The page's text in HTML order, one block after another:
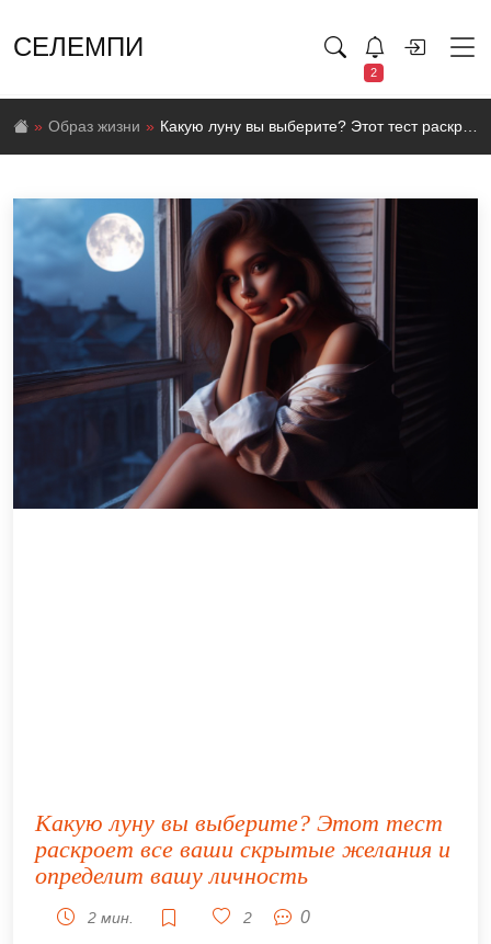
СЕЛЕМПИ
2
Образ жизни Какую луну вы выберите? Этот тест раскроет все ваши скрытые желания и определит вашу личность
Какую луну вы выберите? Этот тест
раскроет все ваши скрытые желания и
определит вашу личность
2 мин. 2 0